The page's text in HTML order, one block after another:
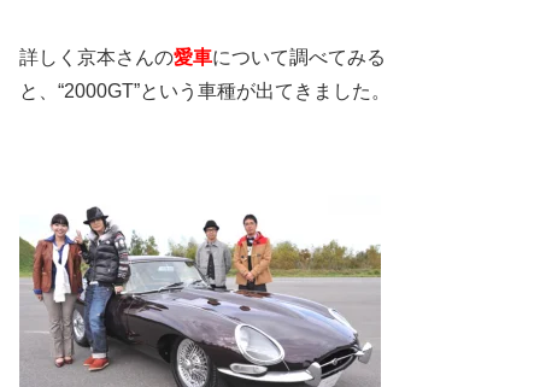
詳しく京本さんの愛車について調べてみる
と、 “2000GT”という車種が出てきました。